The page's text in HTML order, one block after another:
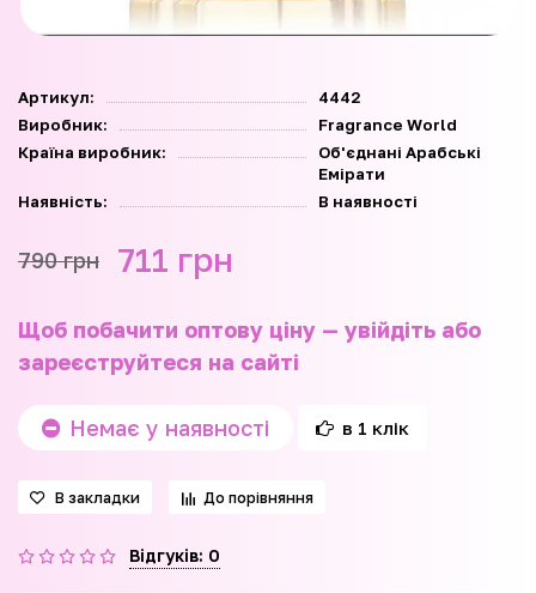
Артикул:
4442
Виробник:
Fragrance World
Країна виробник:
Об'єднані Арабські
Емірати
Наявність:
В наявності
790 грн 711 грн
Щоб побачити оптову ціну — увійдіть або
зареєструйтеся на сайті
Немає у наявності в 1 клік
В закладки До порівняння
Відгуків: 0